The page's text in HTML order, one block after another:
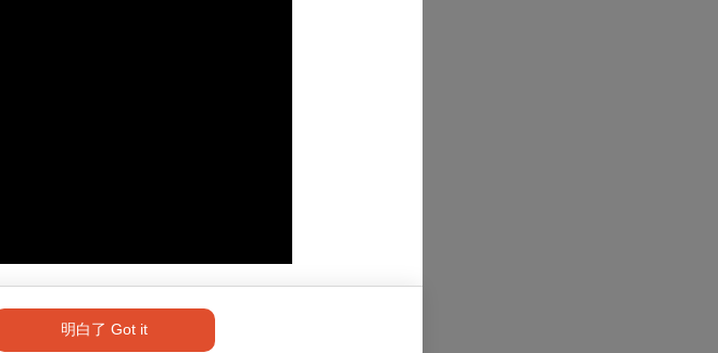
明白了 Got it
Forum Taipei (DFT), who are the featured
are first introduced to the mythical, enigmatic
will be performed live with Evergreen